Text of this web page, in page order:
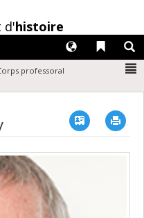
d'histoire
Liens
Langues
professoral
Vcard